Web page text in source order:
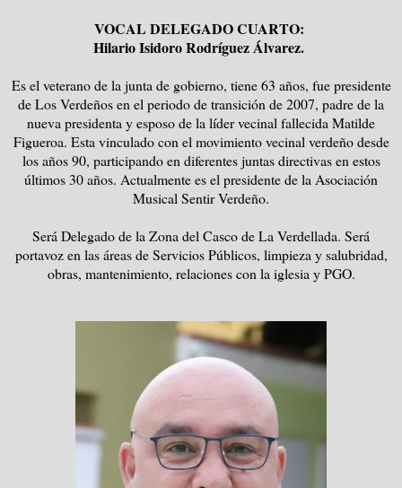
VOCAL DELEGADO CUARTO:
Hilario Isidoro Rodríguez Álvarez.
Es el veterano de la junta de gobierno, tiene 63 años, fue presidente
de Los Verdeños en el periodo de transición de 2007, padre de la
nueva presidenta y esposo de la líder vecinal fallecida Matilde
Figueroa. Esta vinculado con el movimiento vecinal verdeño desde
los años 90, participando en diferentes juntas directivas en estos
últimos 30 años. Actualmente es el presidente de la Asociación
Musical Sentir Verdeño.
Será Delegado de la Zona del Casco de La Verdellada. Será
portavoz en las áreas de Servicios Públicos, limpieza y salubridad,
obras, mantenimiento, relaciones con la iglesia y PGO.